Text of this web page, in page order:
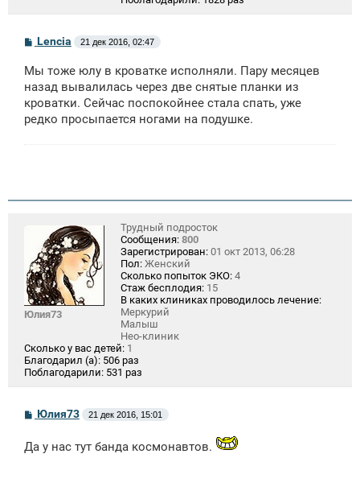
С
о
б
щ
н
и
Lencia 21 дек 2016, 02:47
Мы тоже юлу в кроватке исполняли. Пару месяцев
назад вывалилась через две снятые планки из
кроватки. Сейчас поспокойнее стала спать, уже
редко просыпается ногами на подушке.
Юлия73
Трудный подросток
Сообщения: 800
Зарегистрирован: 01 окт 2013, 06:28
Пол: Женский
Сколько попыток ЭКО: 4
Стаж бесплодия: 15
В каких клиниках проводилось лечение:
Меркурий
Малыш
Нео-клиник
Сколько у вас детей: 1
Благодарил (а): 506 раз
Поблагодарили: 531 раз
С
о
б
Юлия73 21 дек 2016, 15:01
Да у нас тут банда космонавтов.